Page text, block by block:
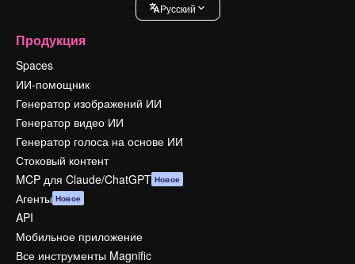
Pусский
Продукция
Spaces
ИИ-помощник
Генератор изображений ИИ
Генератор видео ИИ
Генератор голоса на основе ИИ
Стоковый контент
MCP для Claude/ChatGPT Новое
Агенты Новое
API
Мобильное приложение
Все инструменты Magnific